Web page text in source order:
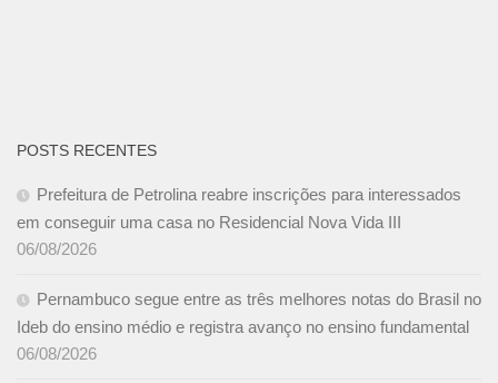
POSTS RECENTES
Prefeitura de Petrolina reabre inscrições para interessados
em conseguir uma casa no Residencial Nova Vida III
06/08/2026
Pernambuco segue entre as três melhores notas do Brasil no
Ideb do ensino médio e registra avanço no ensino fundamental
06/08/2026